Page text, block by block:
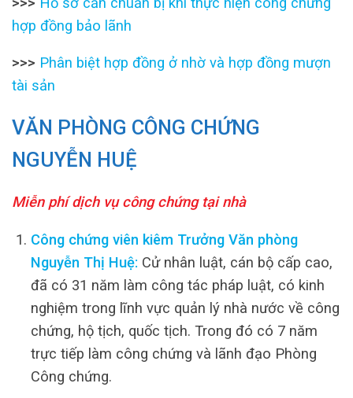
hợp đồng bảo lãnh
>>> Phân biệt hợp đồng ở nhờ và hợp đồng mượn
tài sản
VĂN PHÒNG CÔNG CHỨNG
NGUYỄN HUỆ
Miễn phí dịch vụ công chứng tại nhà
Công chứng viên kiêm Trưởng Văn phòng
Nguyễn Thị Huệ: Cử nhân luật, cán bộ cấp cao,
đã có 31 năm làm công tác pháp luật, có kinh
nghiệm trong lĩnh vực quản lý nhà nước về công
chứng, hộ tịch, quốc tịch. Trong đó có 7 năm
trực tiếp làm công chứng và lãnh đạo Phòng
Công chứng.